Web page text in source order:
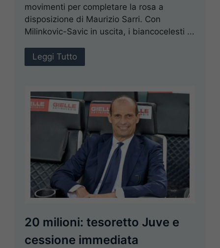
movimenti per completare la rosa a
disposizione di Maurizio Sarri. Con
Milinkovic-Savic in uscita, i biancocelesti ...
Leggi Tutto
20 milioni: tesoretto Juve e
cessione immediata